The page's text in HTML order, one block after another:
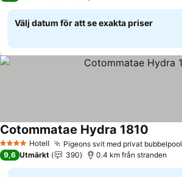
Välj datum för att se exakta priser
4 StjärnorHotell Pigeons svit med privat bubbelpool
Cotommatae Hydra 1810
9,6 Utmärkt 390 0.4 km från stranden